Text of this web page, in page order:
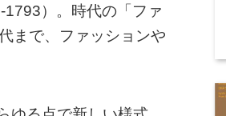
）。時代の「ファ
まで、ファッションや